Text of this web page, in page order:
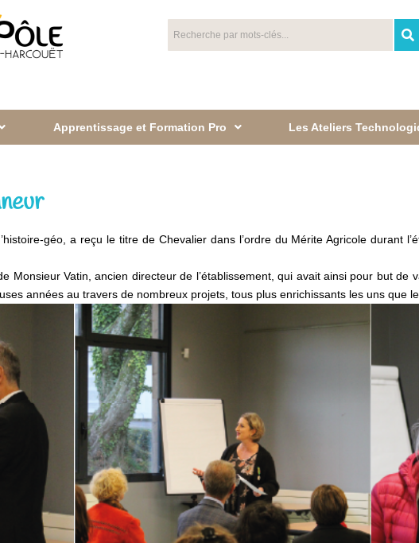
Apprentissage et Formation Pro Les Ateliers
géo, a reçu le titre de Chevalier dans l’ordre du Mérite Agricole durant
Monsieur Vatin, ancien directeur de l’établissement, qui avait ainsi pour but de
années au travers de nombreux projets, tous plus enrichissants les uns que